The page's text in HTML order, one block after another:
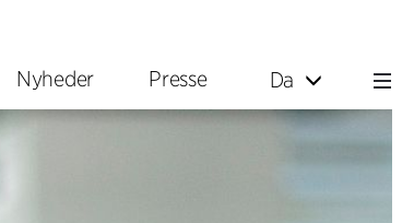
Nyheder Presse Da